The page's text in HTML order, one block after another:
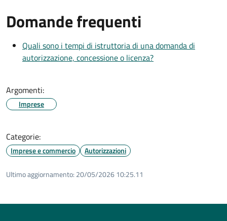
Domande frequenti
Quali sono i tempi di istruttoria di una domanda di
autorizzazione, concessione o licenza?
Argomenti:
Imprese
Categorie:
Imprese e commercio Autorizzazioni
Ultimo aggiornamento: 20/05/2026 10:25.11